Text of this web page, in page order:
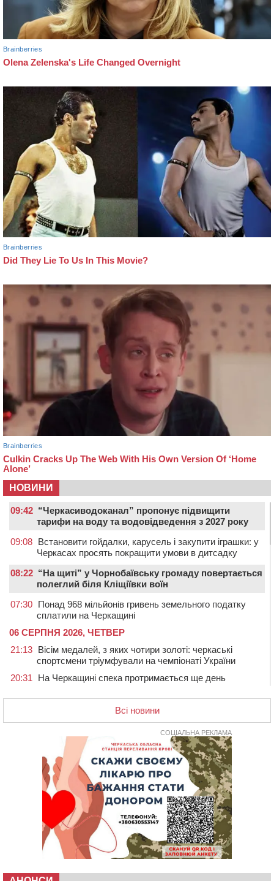
НОВИНИ
09:42 “Черкасиводоканал” пропонує підвищити
тарифи на воду та водовідведення з 2027 року
09:08 Встановити гойдалки, карусель і закупити іграшки: у
Черкасах просять покращити умови в дитсадку
08:22 “На щиті” у Чорнобаївську громаду повертається
полеглий біля Кліщіївки воїн
07:30 Понад 968 мільйонів гривень земельного податку
сплатили на Черкащині
06 СЕРПНЯ 2026, ЧЕТВЕР
21:13 Вісім медалей, з яких чотири золоті: черкаські
спортсмени тріумфували на чемпіонаті України
20:31
На Черкащині спека протримається ще день
переможцем Global Teacher Prize Ukraine 2023
19:24 У Черкасах водійка протаранила Duster, коли
здавала назад
На Черкащині з початку року зросла кількість
постраждалих від укусів тварин
Черкаська тренувальна квартира стала прикладом
для громад з усієї України
ЧНУ увійшов до 50 найпопулярніших вишів України
серед вступників
На Хімселищі у Черкасах облаштували новий
контейнерний майданчик
пацієнтці замінили аортальний клапан
Всі новини
СОЦІАЛЬНА РЕКЛАМА